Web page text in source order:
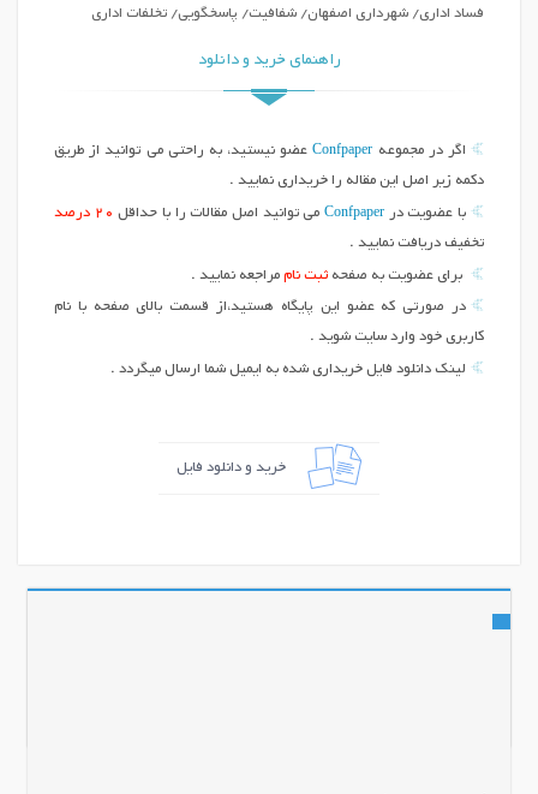
فساد اداری/ شهرداری اصفهان/ شفافیت/ پاسخگویی/ تخلفات اداری
راهنمای خرید و دانلود
اگر در مجموعه Confpaperعضو نیستید، به راحتی می توانید از طریق
دکمه زیر اصل این مقاله را خریداری نمایید .
با عضویت در Confpaperمی توانید اصل مقالات را با حداقل 20 درصد
تخفیف دریافت نمایید .
برای عضویت به صفحه ثبت نام مراجعه نمایید .
در صورتی که عضو این پایگاه هستید،از قسمت بالای صفحه با نام
کاربری خود وارد سایت شوید .
لینک دانلود فایل خریداری شده به ایمیل شما ارسال میگردد .
خرید و دانلود فایل